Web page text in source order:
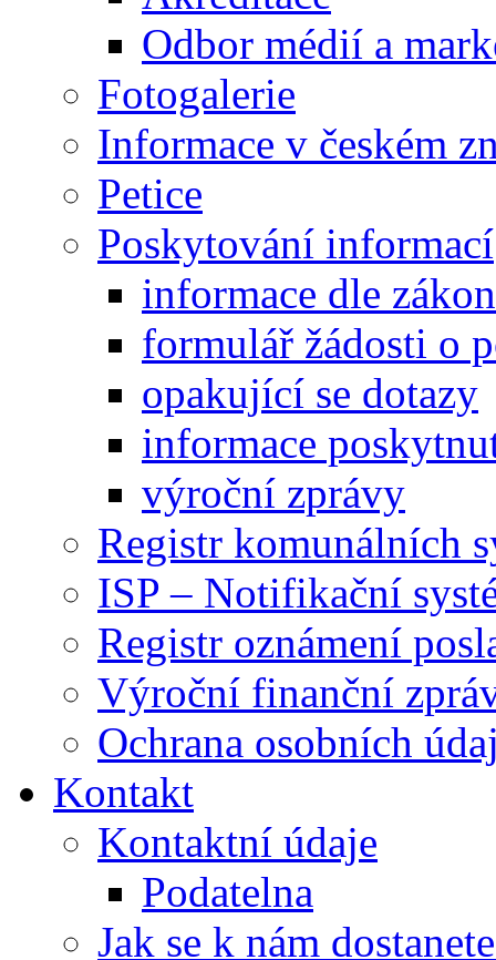
Odbor médií a
Fotogalerie
Informace v českém
Petice
Poskytování informací
informace dle
formulář žádosti o
opakující se dotazy
informace
výroční zprávy
Registr komunálních
ISP – Notifikační
Registr oznámení
Výroční finanční
Ochrana osobních
Kontakt
Kontaktní údaje
Podatelna
Jak se k nám